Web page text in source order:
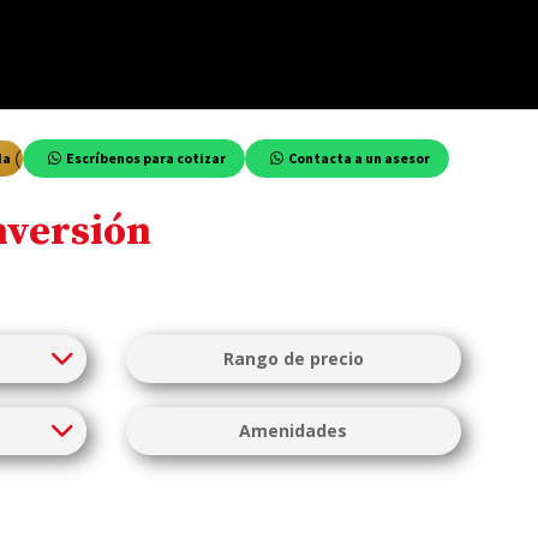
Escríbenos para cotizar Contacta a un asesor
Rango de precio
$ $
Amenidades